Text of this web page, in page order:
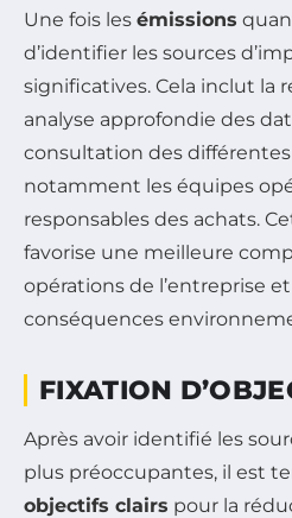
Une fois les émissions
d’identifier les sources
significatives. Cela inclut la
analyse approfondie des
consultation des
notamment les équipes
responsables des achats.
favorise une meilleure
opérations de l’entreprise
conséquences
FIXATION
Après avoir identifié les
plus préoccupantes, il est
objectifs clairs pour la